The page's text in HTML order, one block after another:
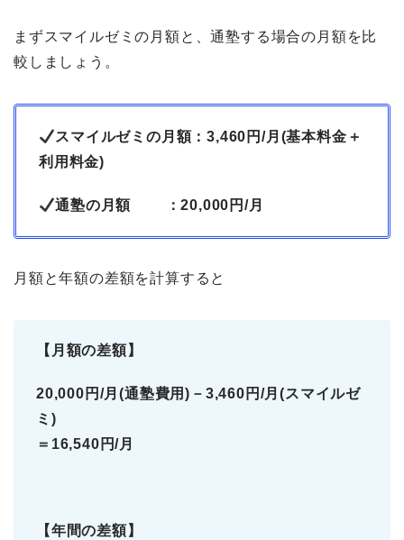
まずスマイルゼミの月額と、通塾する場合の月額を比
較しましょう。
スマイルゼミの月額：3,460円/月(基本料金＋
利用料金)
通塾の月額 ：20,000円/月
月額と年額の差額を計算すると
【月額の差額】
20,000円/月(通塾費用)－3,460円/月(スマイルゼ
ミ)
＝16,540円/月
【年間の差額】